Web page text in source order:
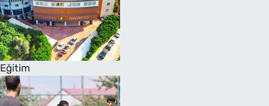
Eğitim